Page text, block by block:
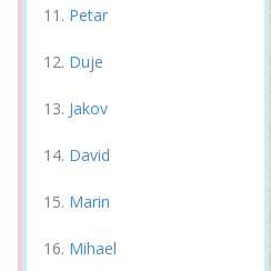
Petar
Duje
Jakov
David
Marin
Mihael